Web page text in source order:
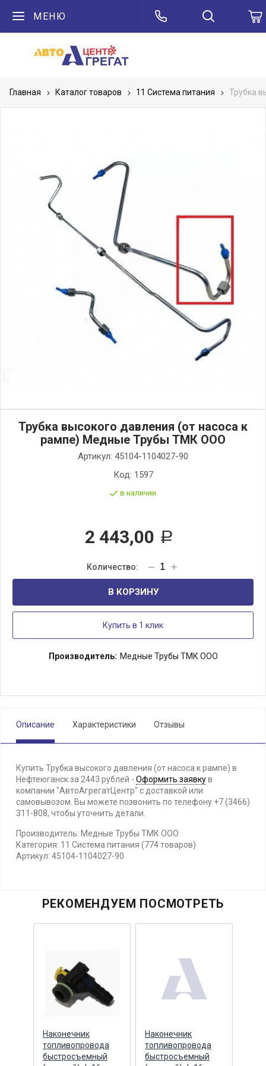
МЕНЮ
Главная Каталог товаров 11 Система питания Трубка
Трубка высокого давления (от насоса к
рампе) Медные Трубы ТМК ООО
Артикул: 45104-1104027-90
Код: 1597
в наличии
2 443,00 Р
В КОРЗИНУ
Купить в 1 клик
Производитель: Медные Трубы ТМК ООО
Описание Характеристики Отзывы
Купить Трубка высокого давления (от насоса к рампе) в
Нефтеюганск за 2443 рублей - Оформить заявкув
компании "АвтоАгрегатЦентр" с доставкой или
самовывозом. Вы можете позвонить по телефону +7 (3466)
311-808, чтобы уточнить детали.
Производитель: Медные Трубы ТМК ООО
Категория: 11 Система питания (774 товаров)
Артикул: 45104-1104027-90
РЕКОМЕНДУЕМ ПОСМОТРЕТЬ
Наконечник
топливопровода
быстросъемный
Наконечник
топливопровода
быстросъемный